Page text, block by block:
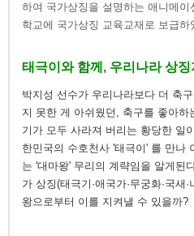
하여 국가상징을 설명하는 애니메
학교에 국가상징 교육교재로 보급하
태극이와 함께, 우리나라 상징
박지성 선수가 우리나라보다 더 축
지 못한 게 아쉬웠던, 축구를 좋아하
기가 모두 사라져 버리는 황당한 일
한민국의 수호천사 '태극이' 를 만나
는 '대마왕' 무리의 계략임을 알게된
가 상징(태극기·애국가·무궁화·국
왕으로부터 이를 지켜낼 수 있을까?